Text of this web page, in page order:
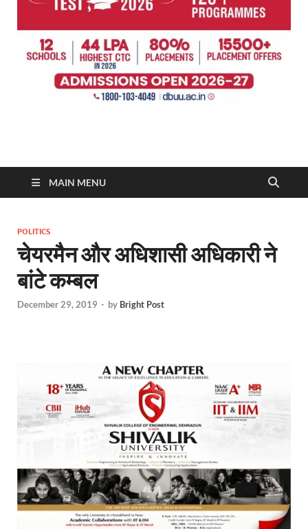
MAIN MENU
POLITICS
चेयरमैन और अधिशासी अधिकारी ने
बांटे कम्बल
December 29, 2019 - by Bright Post